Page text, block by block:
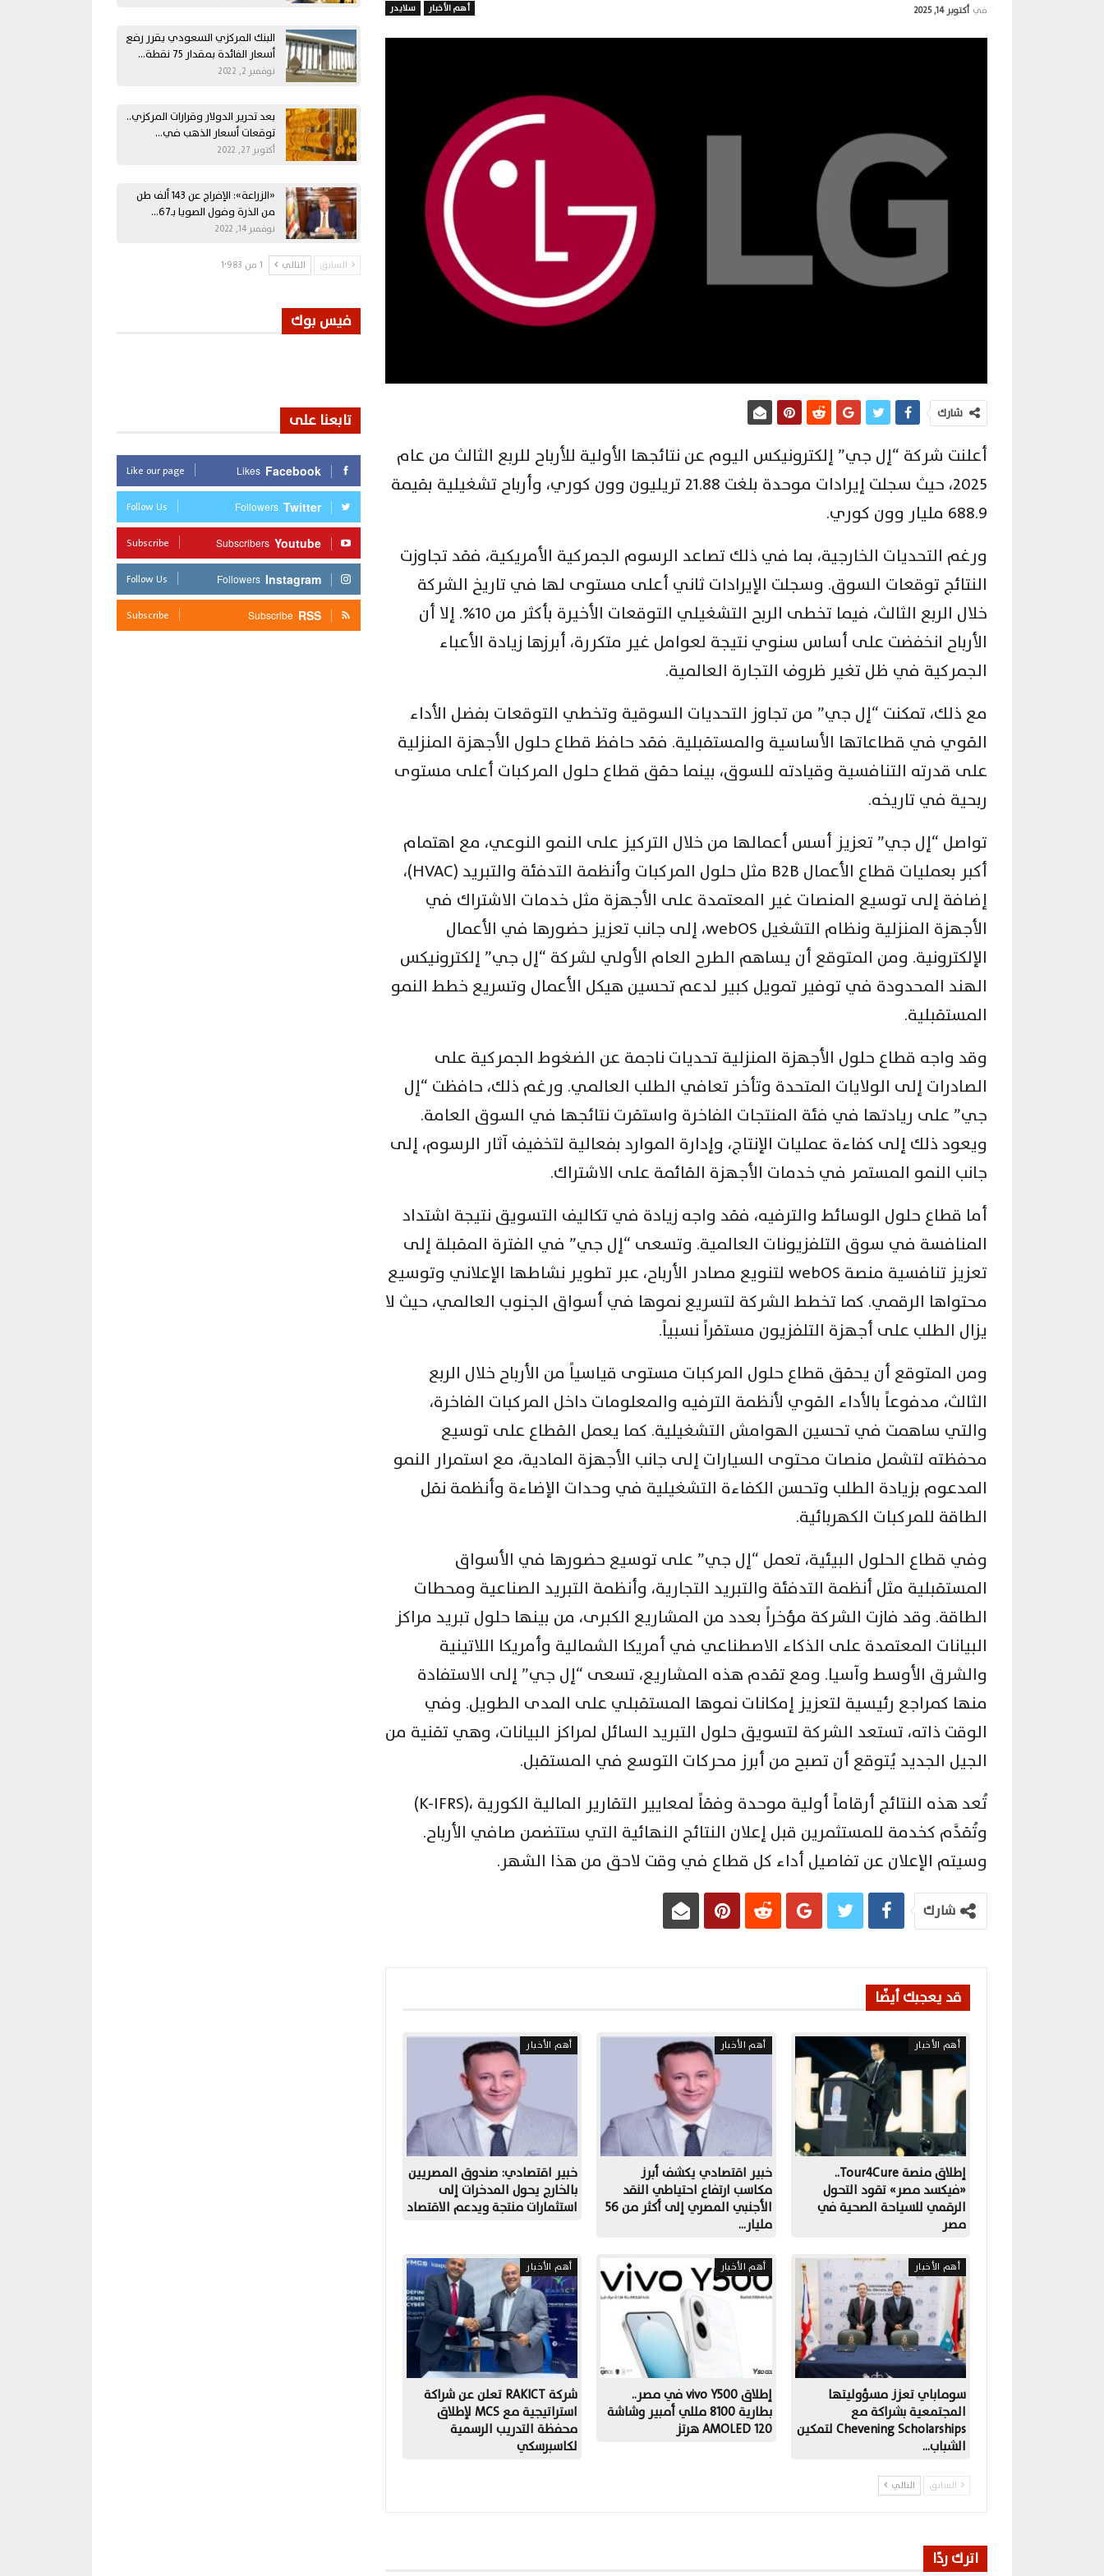
أهم الأخبار سلايدر في أكتوبر 14, 2025
شارك
أعلنت شركة “إل جي” إلكترونيكس اليوم عن نتائجها الأولية للأرباح للربع الثالث من عام
2025، حيث سجلت إيرادات موحدة بلغت 21.88 تريليون وون كوري، وأرباح تشغيلية بقيمة
688.9 مليار وون كوري.
ورغم التحديات الخارجية، بما في ذلك تصاعد الرسوم الجمركية الأمريكية، فقد تجاوزت
النتائج توقعات السوق. وسجلت الإيرادات ثاني أعلى مستوى لها في تاريخ الشركة
خلال الربع الثالث، فيما تخطى الربح التشغيلي التوقعات الأخيرة بأكثر من 10%. إلا أن
الأرباح انخفضت على أساس سنوي نتيجة لعوامل غير متكررة، أبرزها زيادة الأعباء
الجمركية في ظل تغير ظروف التجارة العالمية.
مع ذلك، تمكنت “إل جي” من تجاوز التحديات السوقية وتخطي التوقعات بفضل الأداء
القوي في قطاعاتها الأساسية والمستقبلية. فقد حافظ قطاع حلول الأجهزة المنزلية
على قدرته التنافسية وقيادته للسوق، بينما حقق قطاع حلول المركبات أعلى مستوى
ربحية في تاريخه.
تواصل “إل جي” تعزيز أسس أعمالها من خلال التركيز على النمو النوعي، مع اهتمام
أكبر بعمليات قطاع الأعمال B2B مثل حلول المركبات وأنظمة التدفئة والتبريد (HVAC)،
إضافة إلى توسيع المنصات غير المعتمدة على الأجهزة مثل خدمات الاشتراك في
الأجهزة المنزلية ونظام التشغيل webOS، إلى جانب تعزيز حضورها في الأعمال
الإلكترونية. ومن المتوقع أن يساهم الطرح العام الأولي لشركة “إل جي” إلكترونيكس
الهند المحدودة في توفير تمويل كبير لدعم تحسين هيكل الأعمال وتسريع خطط النمو
المستقبلية.
وقد واجه قطاع حلول الأجهزة المنزلية تحديات ناجمة عن الضغوط الجمركية على
الصادرات إلى الولايات المتحدة وتأخر تعافي الطلب العالمي. ورغم ذلك، حافظت “إل
جي” على ريادتها في فئة المنتجات الفاخرة واستقرت نتائجها في السوق العامة.
ويعود ذلك إلى كفاءة عمليات الإنتاج، وإدارة الموارد بفعالية لتخفيف آثار الرسوم، إلى
جانب النمو المستمر في خدمات الأجهزة القائمة على الاشتراك.
أما قطاع حلول الوسائط والترفيه، فقد واجه زيادة في تكاليف التسويق نتيجة اشتداد
المنافسة في سوق التلفزيونات العالمية. وتسعى “إل جي” في الفترة المقبلة إلى
تعزيز تنافسية منصة webOS لتنويع مصادر الأرباح، عبر تطوير نشاطها الإعلاني وتوسيع
محتواها الرقمي. كما تخطط الشركة لتسريع نموها في أسواق الجنوب العالمي، حيث لا
يزال الطلب على أجهزة التلفزيون مستقراً نسبياً.
ومن المتوقع أن يحقق قطاع حلول المركبات مستوى قياسياً من الأرباح خلال الربع
الثالث، مدفوعاً بالأداء القوي لأنظمة الترفيه والمعلومات داخل المركبات الفاخرة،
والتي ساهمت في تحسين الهوامش التشغيلية. كما يعمل القطاع على توسيع
محفظته لتشمل منصات محتوى السيارات إلى جانب الأجهزة المادية، مع استمرار النمو
المدعوم بزيادة الطلب وتحسن الكفاءة التشغيلية في وحدات الإضاءة وأنظمة نقل
الطاقة للمركبات الكهربائية.
وفي قطاع الحلول البيئية، تعمل “إل جي” على توسيع حضورها في الأسواق
المستقبلية مثل أنظمة التدفئة والتبريد التجارية، وأنظمة التبريد الصناعية ومحطات
الطاقة. وقد فازت الشركة مؤخراً بعدد من المشاريع الكبرى، من بينها حلول تبريد مراكز
البيانات المعتمدة على الذكاء الاصطناعي في أمريكا الشمالية وأمريكا اللاتينية
والشرق الأوسط وآسيا. ومع تقدم هذه المشاريع، تسعى “إل جي” إلى الاستفادة
منها كمراجع رئيسية لتعزيز إمكانات نموها المستقبلي على المدى الطويل. وفي
الوقت ذاته، تستعد الشركة لتسويق حلول التبريد السائل لمراكز البيانات، وهي تقنية من
الجيل الجديد يُتوقع أن تصبح من أبرز محركات التوسع في المستقبل.
تُعد هذه النتائج أرقاماً أولية موحدة وفقاً لمعايير التقارير المالية الكورية ،(K-IFRS)
وتُقدَّم كخدمة للمستثمرين قبل إعلان النتائج النهائية التي ستتضمن صافي الأرباح.
وسيتم الإعلان عن تفاصيل أداء كل قطاع في وقت لاحق من هذا الشهر.
شارك
قد يعجبك أيضًا
أهم الأخبار
إطلاق منصة Tour4Cure..
«فيكسد مصر» تقود التحول
الرقمي للسياحة الصحية في
مصر
أهم الأخبار
خبير اقتصادي يكشف أبرز
مكاسب ارتفاع احتياطي النقد
الأجنبي المصري إلى أكثر من 56
مليار…
أهم الأخبار
خبير اقتصادي: صندوق المصريين
بالخارج يحول المدخرات إلى
استثمارات منتجة ويدعم الاقتصاد
أهم الأخبار
سوماباي تعزز مسؤوليتها
المجتمعية بشراكة مع
Chevening Scholarships لتمكين
الشباب…
أهم الأخبار
إطلاق vivo Y500 في مصر..
بطارية 8100 مللي أمبير وشاشة
AMOLED 120 هرتز
أهم الأخبار
شركة RAKICT تعلن عن شراكة
استراتيجية مع MCS لإطلاق
محفظة التدريب الرسمية
لكاسبرسكي
السابق التالي
اترك ردًا
البنك المركزي السعودي يقرر رفع
أسعار الفائدة بمقدار 75 نقطة…
نوفمبر 2, 2022
بعد تحرير الدولار وقرارات المركزي..
توقعات أسعار الذهب في…
أكتوبر 27, 2022
«الزراعة»: الإفراج عن 143 ألف طن
من الذرة وفول الصويا بـ67…
نوفمبر 14, 2022
السابق التالي 1 من 1٬983
فيس بوك
تابعنا على
Facebook
Likes
Like our page
Twitter
Followers
Follow Us
Youtube
Subscribers
Subscribe
Instagram
Followers
Follow Us
RSS
Subscribe
Subscribe